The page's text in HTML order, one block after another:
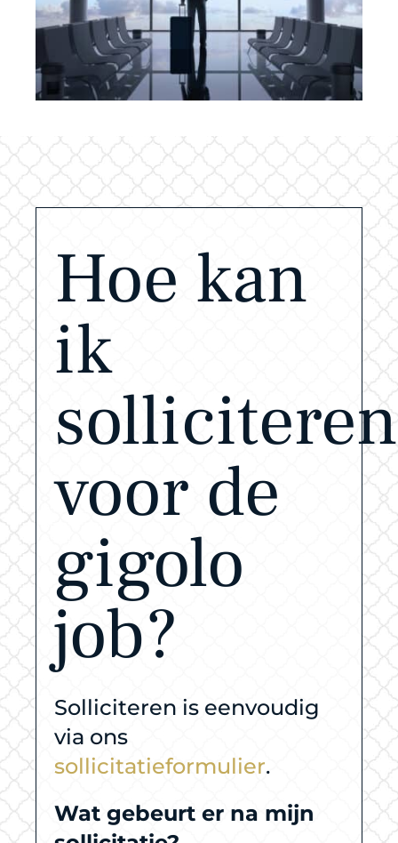
Hoe kan
ik
solliciteren
voor de
gigolo
job?
Solliciteren is eenvoudig
via ons
sollicitatieformulier.
Wat gebeurt er na mijn